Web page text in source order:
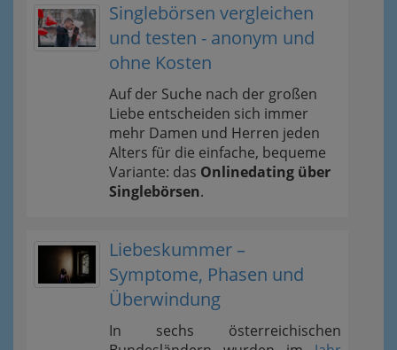
Singlebörsen vergleichen
und testen - anonym und
ohne Kosten
Auf der Suche nach der großen
Liebe entscheiden sich immer
mehr Damen und Herren jeden
Alters für die einfache, bequeme
Variante: das Onlinedating über
Singlebörsen.
Liebeskummer –
Symptome, Phasen und
Überwindung
In sechs österreichischen